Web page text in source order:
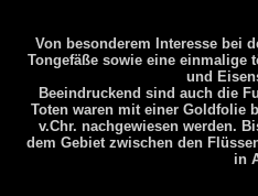
Von besonderem Interesse bei
Tongefäße sowie eine einmalige
und
Beeindruckend sind auch die
Toten waren mit einer Goldfolie
v.Chr. nachgewiesen werden.
dem Gebiet zwischen den
in